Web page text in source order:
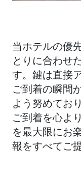
当ホテルの優
とりに合わせ
す。鍵は直接
ご到着の瞬間
よう努めてお
ご到着を心よ
を最大限にお
報をすべてご